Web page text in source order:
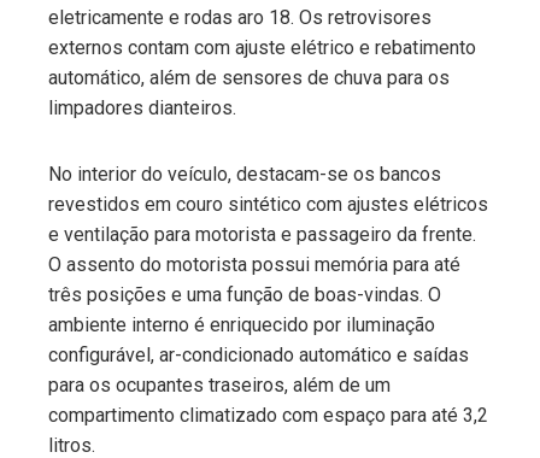
eletricamente e rodas aro 18. Os retrovisores
externos contam com ajuste elétrico e rebatimento
automático, além de sensores de chuva para os
limpadores dianteiros.
No interior do veículo, destacam-se os bancos
revestidos em couro sintético com ajustes elétricos
e ventilação para motorista e passageiro da frente.
O assento do motorista possui memória para até
três posições e uma função de boas-vindas. O
ambiente interno é enriquecido por iluminação
configurável, ar-condicionado automático e saídas
para os ocupantes traseiros, além de um
compartimento climatizado com espaço para até 3,2
litros.